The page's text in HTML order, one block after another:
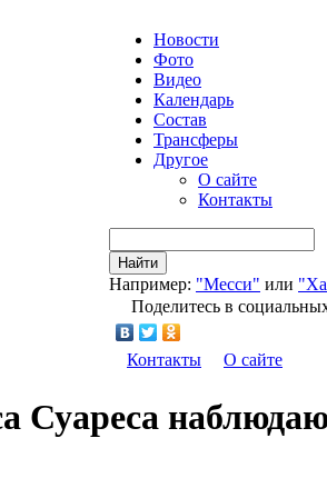
Новости
Фото
Видео
Календарь
Состав
Трансферы
Другое
О сайте
Контакты
Найти
Например: "Месси" или
Поделитесь в
Контакты О сайте
Суареса